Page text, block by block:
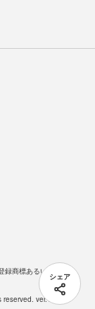
シェア
録商標あるいは商標で
ver.1.5